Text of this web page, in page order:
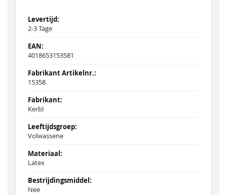
2-3 Tage
4018653153581
15358
Kerbl
Volwassene
Latex
Nee